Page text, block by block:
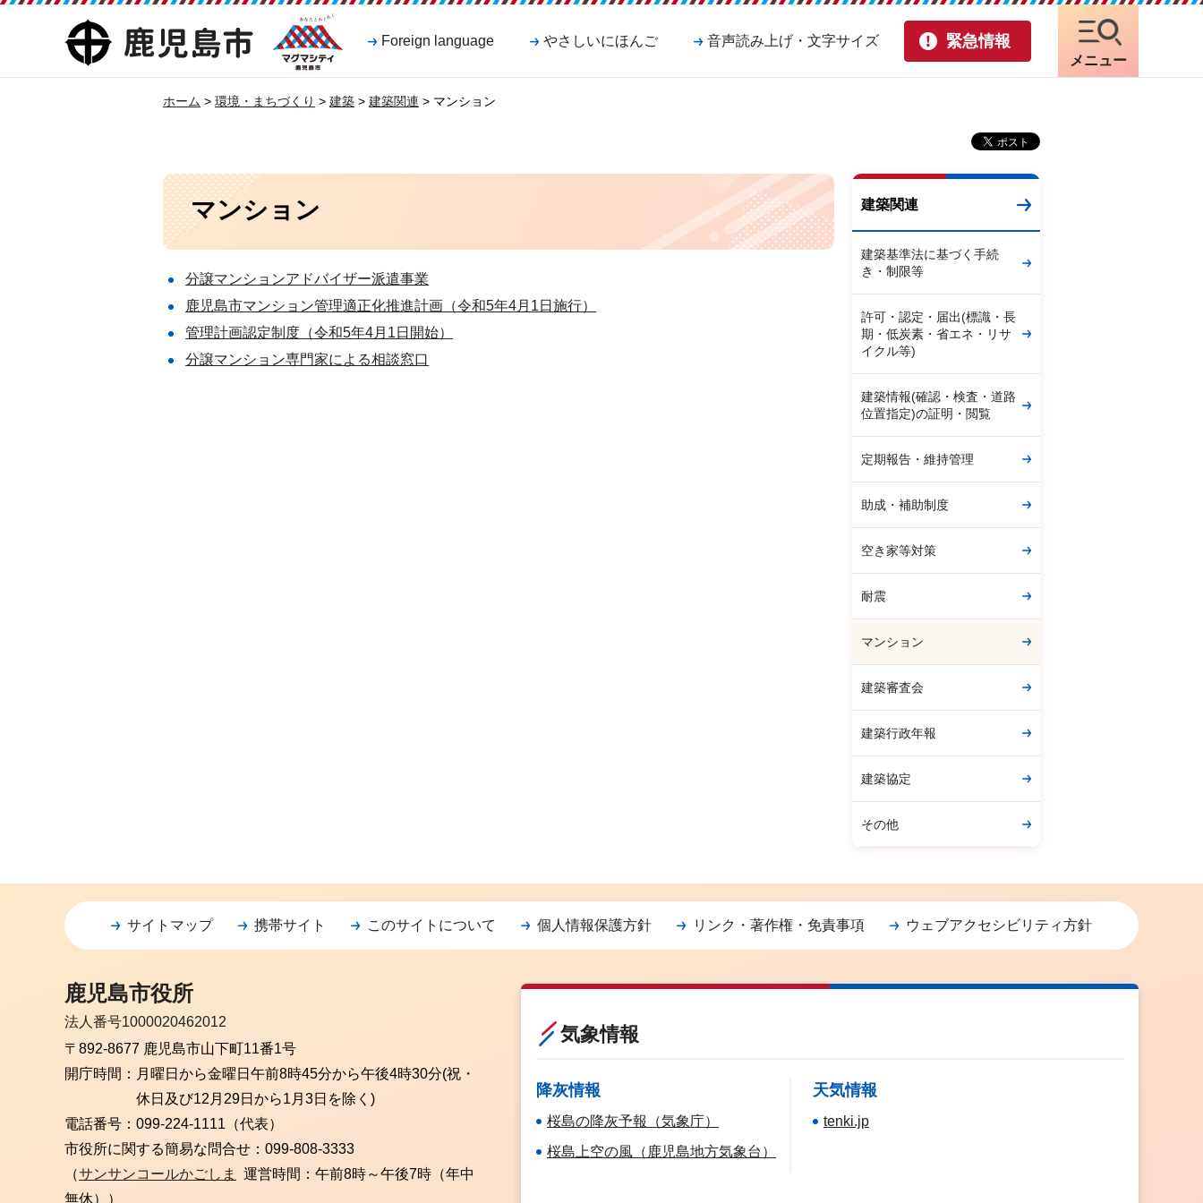
鹿児島市
マグマシティ
鹿児島市
Foreign language やさしいにほんご 音声読み上げ・文字サイズ 緊急情報
メニュー
ホーム > 環境・まちづくり > 建築 > 建築関連 > マンション
マンション
分譲マンションアドバイザー派遣事業
鹿児島市マンション管理適正化推進計画（令和5年4月1日施行）
管理計画認定制度（令和5年4月1日開始）
分譲マンション専門家による相談窓口
建築関連
建築基準法に基づく手続
き・制限等
許可・認定・届出(標識・長
期・低炭素・省エネ・リサ
イクル等)
建築情報(確認・検査・道路
位置指定)の証明・閲覧
定期報告・維持管理
助成・補助制度
空き家等対策
耐震
マンション
建築審査会
建築行政年報
建築協定
その他
サイトマップ 携帯サイト このサイトについて 個人情報保護方針 リンク・著作権・免責事項 ウェブアクセシビリティ方針
鹿児島市役所
法人番号1000020462012
〒892-8677 鹿児島市山下町11番1号
開庁時間： 月曜日から金曜日 午前8時45分から午後4時30分(祝・
休日及び12月29日から1月3日を除く)
電話番号： 099-224-1111（代表）
市役所に関する簡易な問合せ： 099-808-3333
（サンサンコールかごしま
運営時間：午前8時～午後7時（年中
無休））
気象情報
降灰情報
桜島の降灰予報（気象庁）
桜島上空の風（鹿児島地方気象台）
天気情報
tenki.jp